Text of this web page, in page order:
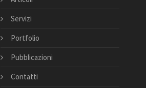
Servizi
Portfolio
Pubblicazioni
Contatti